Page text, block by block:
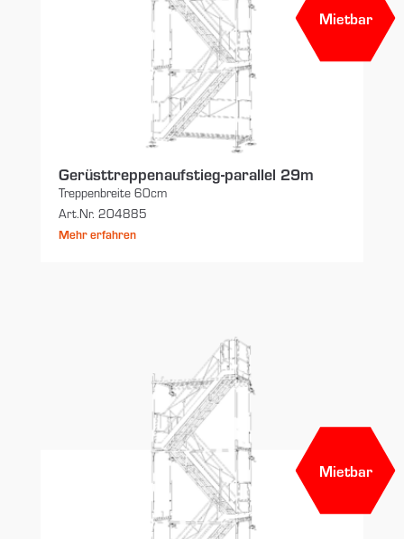
Mietbar
Gerüsttreppenaufstieg-parallel 29m
Treppenbreite 60cm
Art.Nr. 204885
Mehr erfahren
Mietbar